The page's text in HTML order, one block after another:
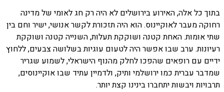
בתוך כל אלה, האירוע בירושלים לא היה רק חג לאומי של מדינה
רחוקה מעבר לאוקיינוס. הוא היה תזכורת לקשר אנושי, ישיר וחם בין
שתי אומות. האחת קטנה ושוקקת תעלות, השנייה קטנה ושוקקת
רעיונות. ערב שבו אפשר היה לטעום עוגיות בשלושה צבעים, ללחוץ
ידיים עם רופאים שהפכו לחלק מהנוף הישראלי, לשמוע שגריר
שמדבר עברית כמו ירושלמי ותיק, ולדמיין עתיד שבו אוקיינוסים,
תרבויות ויבשות יתחברו בינינו קצת יותר.